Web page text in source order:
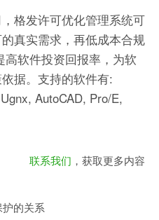
格发许可优化管理系统可
真实需求，再低成本合规
软件投资回报率，为软
据。支持的软件有:
AutoCAD, Pro/E,
联系我们 ，获取更多内容
的关系